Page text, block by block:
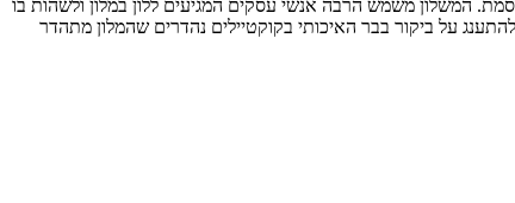
המשלון משמש הרבה אנשי עסקים המגיעים ללון במלון ולשהות בו
על ביקור בבר האיכותי בקוקטיילים נהדרים שהמלון מתהדר